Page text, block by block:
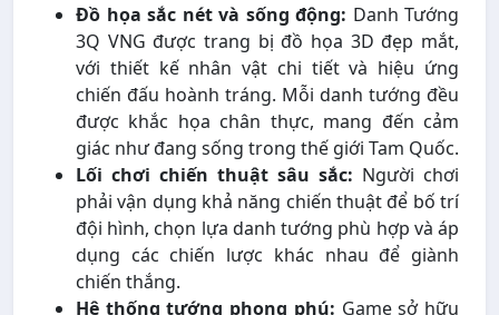
Đồ họa sắc nét và sống động: Danh Tướng
3Q VNG được trang bị đồ họa 3D đẹp mắt,
với thiết kế nhân vật chi tiết và hiệu ứng
chiến đấu hoành tráng. Mỗi danh tướng đều
được khắc họa chân thực, mang đến cảm
giác như đang sống trong thế giới Tam Quốc.
Lối chơi chiến thuật sâu sắc: Người chơi
phải vận dụng khả năng chiến thuật để bố trí
đội hình, chọn lựa danh tướng phù hợp và áp
dụng các chiến lược khác nhau để giành
chiến thắng.
Hệ thống tướng phong phú: Game sở hữu